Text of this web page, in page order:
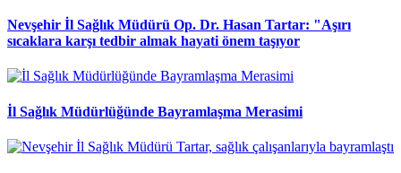
Nevşehir İl Sağlık Müdürü Op. Dr. Hasan Tartar: "Aşırı
sıcaklara karşı tedbir almak hayati önem taşıyor
İl Sağlık Müdürlüğünde Bayramlaşma Merasimi